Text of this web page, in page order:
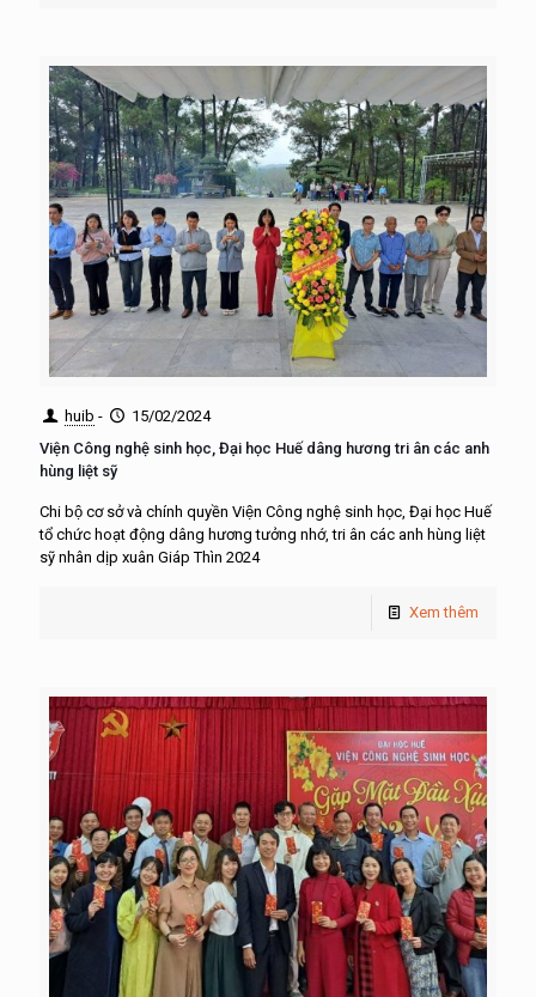
huib -
15/02/2024
Viện Công nghệ sinh học, Đại học Huế dâng hương tri ân các anh
hùng liệt sỹ
Chi bộ cơ sở và chính quyền Viện Công nghệ sinh học, Đại học Huế
tổ chức hoạt động dâng hương tưởng nhớ, tri ân các anh hùng liệt
sỹ nhân dịp xuân Giáp Thìn 2024
Xem thêm